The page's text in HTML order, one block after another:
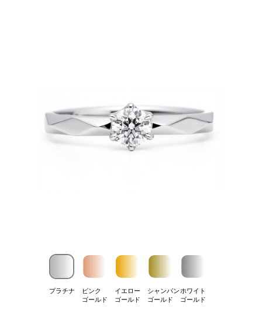
プラチナ
ピンク
ゴールド
イエロー
ゴールド
シャンパン
ゴールド
ホワイト
ゴールド